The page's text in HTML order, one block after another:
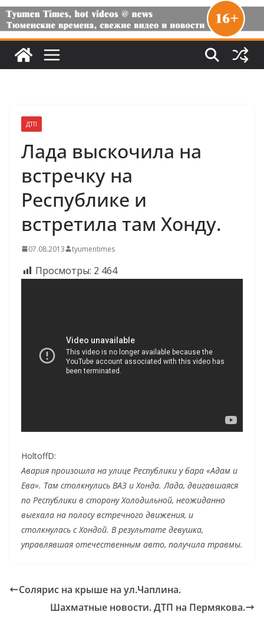
ДТП
Лада выскочила на
встречку на
Республике и
встретила там Хонду.
07.08.2013 tyumentimes
Просмотры: 2 464
HoltoffD:
Авария произошла на улице Республики у бара «Адам и
Ева». Там столкнулись ВАЗ и Хонда. Лада, двигавшаяся
по Республики в сторону Холодильной, неожиданно
выехала на полосу встречного движения, и
столкнулась с Хондой. В результате девушка,
управлявшая отечественным авто, получила травмы.
Солярис на крыше на ул.Чаплина.
Шахматные новости. ДТП на Пермякова.